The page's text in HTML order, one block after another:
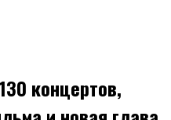
концертов,